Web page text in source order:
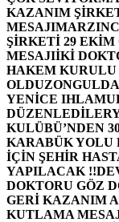
KAZANIM
MESAJI
ŞİRKETİ 29
MESAJIİKİ
HAKEM
OLDU
YENİCE
DÜZENLEDİLER
KULÜBÜ’NDEN
KARABÜK YOLU
İÇİN ŞEHİR
YAPILACAK !!
DOKTORU GÖZ
GERİ KAZANIM
KUTLAMA